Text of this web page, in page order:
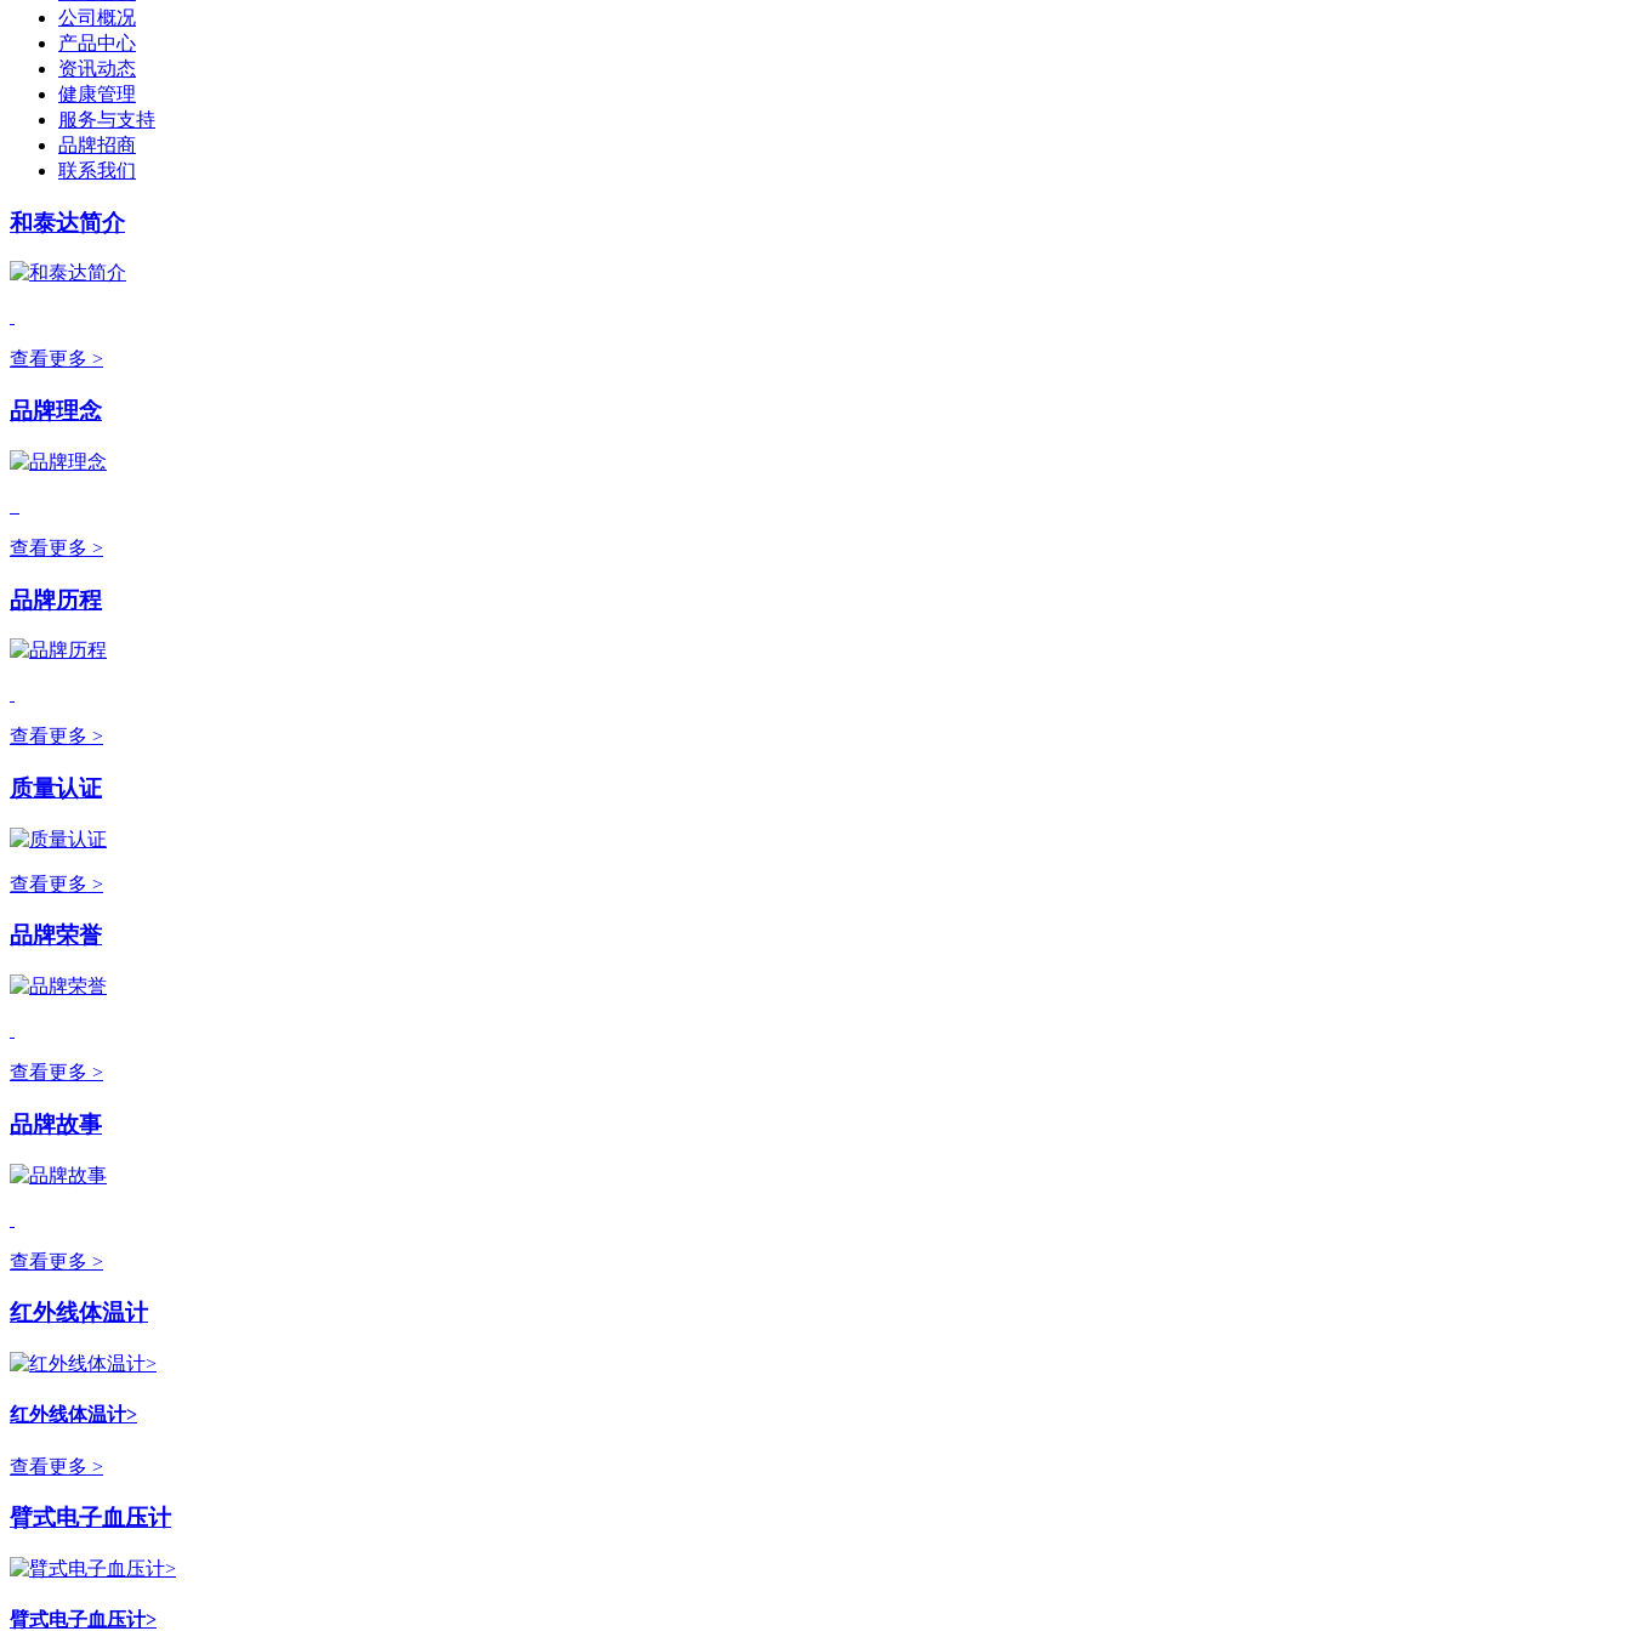
公司概况
产品中心
资讯动态
健康管理
服务与支持
品牌招商
联系我们
和泰达简介
查看更多 >
品牌理念
查看更多 >
品牌历程
查看更多 >
质量认证
查看更多 >
品牌荣誉
查看更多 >
品牌故事
查看更多 >
红外线体温计
红外线体温计>
查看更多 >
臂式电子血压计
臂式电子血压计>